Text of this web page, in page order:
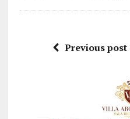
Previous post